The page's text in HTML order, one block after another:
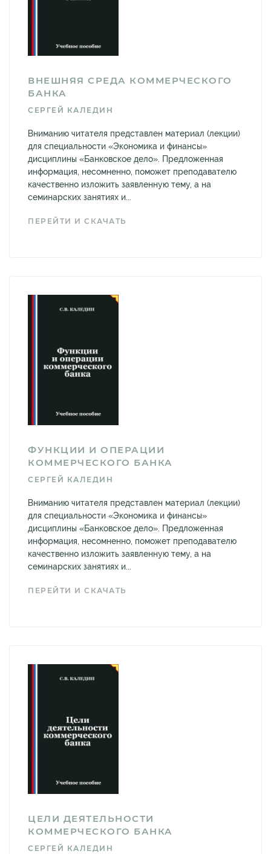
ВНЕШНЯЯ СРЕДА КОММЕРЧЕСКОГО
БАНКА
СЕРГЕЙ КАЛЕДИН
Вниманию читателя представлен материал (лекции)
для специальности «Экономика и финансы»
дисциплины «Банковское дело». Предложенная
информация, несомненно, поможет преподавателю
качественно изложить заявленную тему, а на
семинарских занятиях и...
ПЕРЕЙТИ И СКАЧАТЬ
ФУНКЦИИ И ОПЕРАЦИИ
КОММЕРЧЕСКОГО БАНКА
СЕРГЕЙ КАЛЕДИН
Вниманию читателя представлен материал (лекции)
для специальности «Экономика и финансы»
дисциплины «Банковское дело». Предложенная
информация, несомненно, поможет преподавателю
качественно изложить заявленную тему, а на
семинарских занятиях и...
ПЕРЕЙТИ И СКАЧАТЬ
ЦЕЛИ ДЕЯТЕЛЬНОСТИ
КОММЕРЧЕСКОГО БАНКА
СЕРГЕЙ КАЛЕДИН